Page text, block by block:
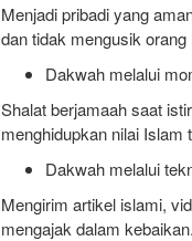
Menjadi pribadi yang
dan tidak mengusik orang
Dakwah melalui
Shalat berjamaah saat
menghidupkan nilai Islam
Dakwah melalui
Mengirim artikel islami,
mengajak dalam kebaikan.